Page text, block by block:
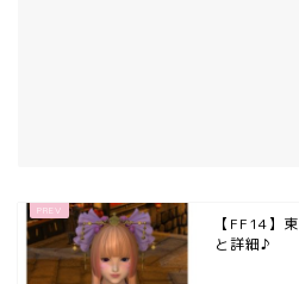
【FF14】
と詳細♪